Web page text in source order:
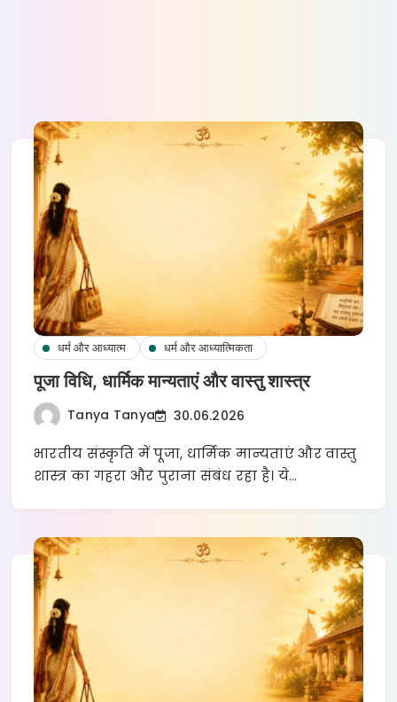
धर्म और आध्यात्म धर्म और आध्यात्मिकता
पूजा विधि, धार्मिक मान्यताएं और वास्तु शास्त्र
Tanya Tanya 30.06.2026
भारतीय संस्कृति में पूजा, धार्मिक मान्यताएं और वास्तु
शास्त्र का गहरा और पुराना संबंध रहा है। ये…